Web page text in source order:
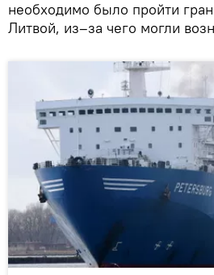
необходимо было пройти
Литвой, из–за чего могли